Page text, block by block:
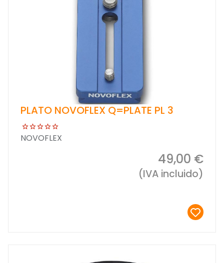
PLATO NOVOFLEX Q=PLATE PL 3
NOVOFLEX
49,00 €
(IVA incluido)